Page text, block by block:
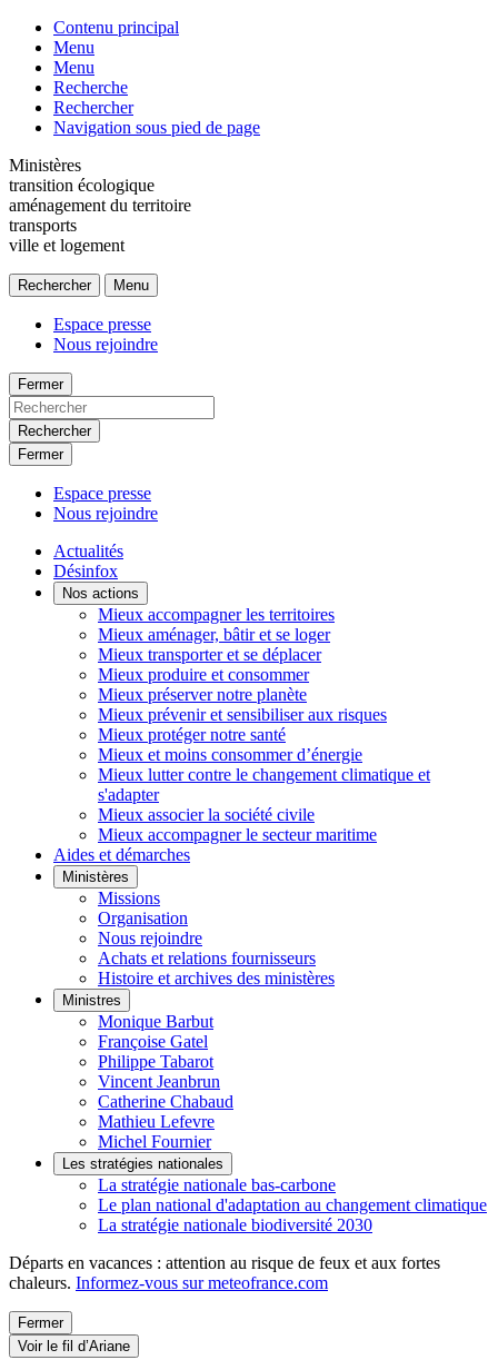
Contenu principal
Menu
Menu
Recherche
Rechercher
Navigation sous pied de page
Ministères
transition écologique
aménagement du territoire
transports
ville et logement
Rechercher Menu
Espace presse
Nous rejoindre
Fermer
Rechercher
Fermer
Espace presse
Nous rejoindre
Actualités
Désinfox
Nos actions
Mieux accompagner les territoires
Mieux aménager, bâtir et se loger
Mieux transporter et se déplacer
Mieux produire et consommer
Mieux préserver notre planète
Mieux prévenir et sensibiliser aux risques
Mieux protéger notre santé
Mieux et moins consommer d’énergie
Mieux lutter contre le changement climatique et
s'adapter
Mieux associer la société civile
Mieux accompagner le secteur maritime
Aides et démarches
Ministères
Missions
Organisation
Nous rejoindre
Achats et relations fournisseurs
Histoire et archives des ministères
Ministres
Monique Barbut
Françoise Gatel
Philippe Tabarot
Vincent Jeanbrun
Catherine Chabaud
Mathieu Lefevre
Michel Fournier
Les stratégies nationales
La stratégie nationale bas-carbone
Le plan national d'adaptation au changement climatique
La stratégie nationale biodiversité 2030
Départs en vacances : attention au risque de feux et aux fortes
chaleurs. Informez-vous sur meteofrance.com
Fermer
Voir le fil d’Ariane